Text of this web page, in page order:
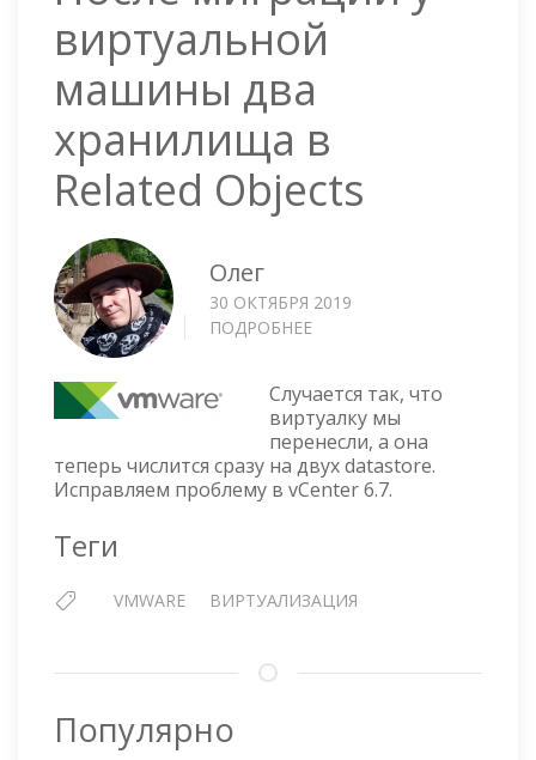
виртуальной
машины два
хранилища в
Related Objects
Олег
30 ОКТЯБРЯ 2019
ПОДРОБНЕЕ
У
ВИРТУАЛЬНОЙ
МАШИНЫ
ДВА
ХРАНИЛИЩА
Случается так, что
виртуалку мы
перенесли, а она
теперь числится сразу на двух datastore.
Исправляем проблему в vCenter 6.7.
Теги
VMWARE ВИРТУАЛИЗАЦИЯ
Популярно